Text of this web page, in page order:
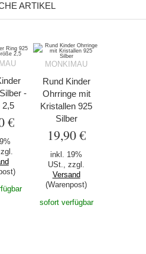
ARTIKEL
-
2,5
€
MONKIMAU
Rund Kinder
Ohrringe mit
Kristallen 925
Silber
19,90 €
inkl. 19%
USt., zzgl.
Versand
(Warenpost)
sofort verfügbar